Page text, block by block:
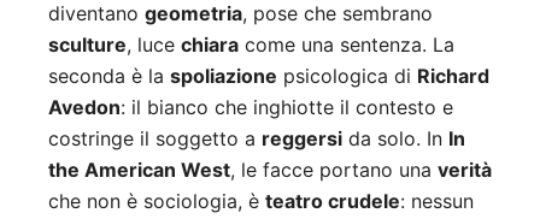
diventano geometria, pose che sembrano
sculture, luce chiara come una sentenza. La
seconda è la spoliazione psicologica di Richard
Avedon: il bianco che inghiotte il contesto e
costringe il soggetto a reggersi da solo. In In
the American West, le facce portano una verità
che non è sociologia, è teatro crudele: nessun